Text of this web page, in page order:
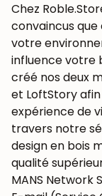
Chez
convaincus
votre
influence votre
créé nos deux
et LoftStory
expérience de
travers notre
design en bois
qualité
MANS Network